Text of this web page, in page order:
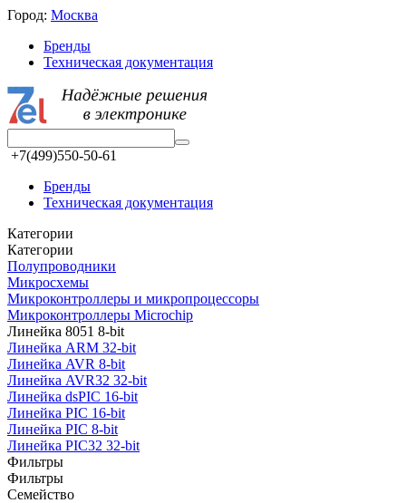
Город: Москва
Бренды
Техническая документация
+7(499)550-50-61
Бренды
Техническая документация
Категории
Категории
Полупроводники
Микросхемы
Микроконтроллеры и микропроцессоры
Микроконтроллеры Microchip
Линейка 8051 8-bit
Линейка ARM 32-bit
Линейка AVR 8-bit
Линейка AVR32 32-bit
Линейка dsPIC 16-bit
Линейка PIC 16-bit
Линейка PIC 8-bit
Линейка PIC32 32-bit
Фильтры
Фильтры
Семейство